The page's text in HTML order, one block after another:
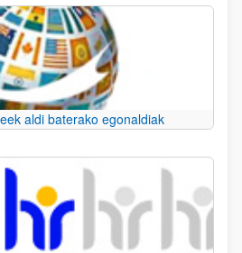
aldi baterako egonaldiak